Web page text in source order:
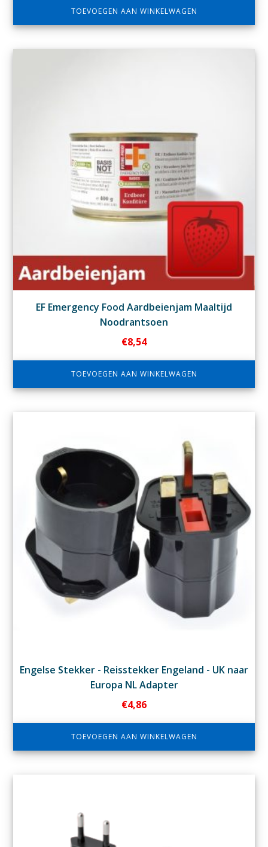
TOEVOEGEN AAN WINKELWAGEN
EF Emergency Food Aardbeienjam Maaltijd
Noodrantsoen
€8,54
TOEVOEGEN AAN WINKELWAGEN
Engelse Stekker - Reisstekker Engeland - UK naar
Europa NL Adapter
€4,86
TOEVOEGEN AAN WINKELWAGEN